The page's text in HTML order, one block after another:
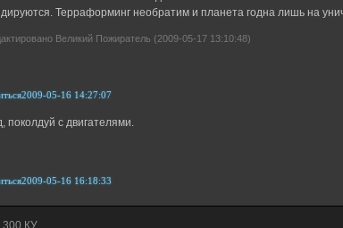
Терраформинг необратим и планета годна лишь на
Великий Пожиратель (2009-05-17 13:10:48)
2009-05-16 14:27:07
поколдуй с двигателями.
2009-05-16 16:18:33
300 КУ